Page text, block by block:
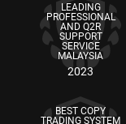
LEADING
PROFESSIONAL
AND Q2R
SUPPORT
SERVICE
MALAYSIA
2023
BEST COPY
TRADING SYSTEM